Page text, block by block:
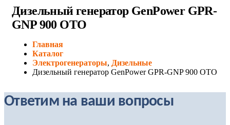
Дизельный генератор GenPower GPR-
GNP 900 OTO
Главная
Каталог
Электрогенераторы, Дизельные
Дизельный генератор GenPower GPR-GNP 900 OTO
Ответим на ваши вопросы